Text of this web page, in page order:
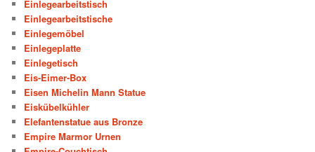
Einlegearbeitstisch
Einlegearbeitstische
Einlegemöbel
Einlegeplatte
Einlegetisch
Eis-Eimer-Box
Eisen Michelin Mann Statue
Eiskübelkühler
Elefantenstatue aus Bronze
Empire Marmor Urnen